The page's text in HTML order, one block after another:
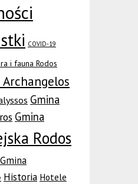
COVID-19
i fauna Rodos
Gmina
Gmina
Rodos
Gmina
Historia Hotele